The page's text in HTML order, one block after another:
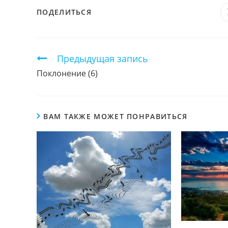
ПОДЕЛИТЬСЯ
Продолжить
чтение
Предыдущая запись
Поклонение (6)
ВАМ ТАКЖЕ МОЖЕТ ПОНРАВИТЬСЯ